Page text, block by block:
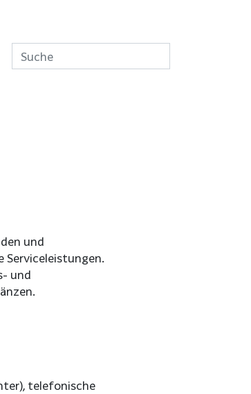
und
Serviceleistungen.
und
telefonische